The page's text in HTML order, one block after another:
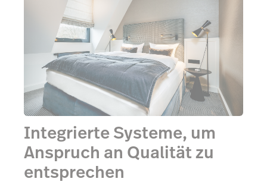
Integrierte Systeme, um
Anspruch an Qualität zu
entsprechen